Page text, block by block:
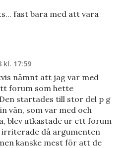
fast bara med att vara
kl. 17:59
nämnt att jag var med
forum som hette
startades till stor del p g
vän, som var med och
blev utkastade ur ett forum
irriterade då argumenten
kanske mest för att de